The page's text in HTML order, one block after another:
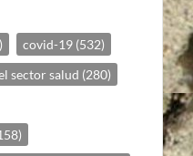
covid-19 (532)
sector salud (280)